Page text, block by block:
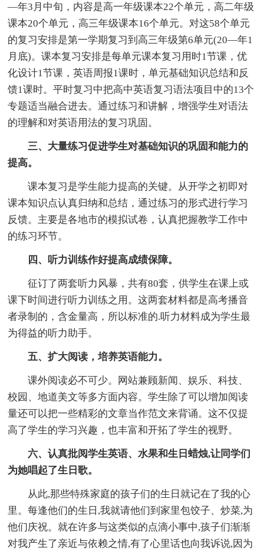
—年3月中旬，内容是高一年级课本22个单元，高二年级
课本20个单元，高三年级课本16个单元。对这58个单元
的复习安排是第一学期复习到高三年级第6单元(20—年1
月底)。课本复习安排是每单元课本复习用时1节课，优
化设计1节课，英语周报1课时，单元基础知识总结和反
馈1课时。平时复习中把高中英语复习语法项目中的13个
专题适当融合进去。通过练习和讲解，增强学生对语法
的理解和对英语用法的复习巩固。
三、大量练习促进学生对基础知识的巩固和能力的
提高。
课本复习是学生能力提高的关键。从开学之初即对
课本知识点认真归纳和总结，通过练习的形式进行学习
反馈。主要是各地市的模拟试卷，认真把握教学工作中
的练习环节。
四、听力训练作好提高成绩保障。
征订了两套听力风暴，共有80套，供学生在课上或
课下时间进行听力训练之用。这两套材料都是高考播音
者录制的，含金量高，所以标准的.听力材料成为学生最
为得益的听力助手。
五、扩大阅读，培养英语能力。
课外阅读必不可少。网站兼顾新闻、娱乐、科技、
校园、地道美文等多方面内容。学生除了可以增加阅读
量还可以把一些精彩的文章当作范文来背诵。这不仅提
高了学生的学习兴趣，也丰富和开拓了学生的视野。
六、认真批阅学生英语、水果和生日蜡烛,让同学们
为她唱起了生日歌。
从此,那些特殊家庭的孩子们的生日就记在了我的心
里。每逢他们的生日,我就请他们到家里包饺子、炒菜,为
他们庆祝。就在许多与这类似的点滴小事中,孩子们渐渐
对我产生了亲近与依赖之情,有了心里话也向我诉说,因为